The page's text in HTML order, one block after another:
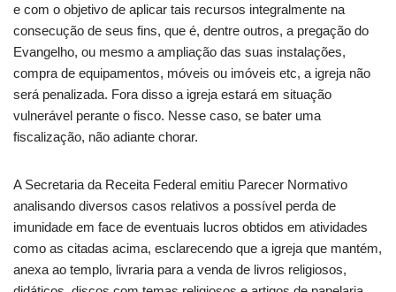
e com o objetivo de aplicar tais recursos integralmente na
consecução de seus fins, que é, dentre outros, a pregação do
Evangelho, ou mesmo a ampliação das suas instalações,
compra de equipamentos, móveis ou imóveis etc, a igreja não
será penalizada. Fora disso a igreja estará em situação
vulnerável perante o fisco. Nesse caso, se bater uma
fiscalização, não adiante chorar.
A Secretaria da Receita Federal emitiu Parecer Normativo
analisando diversos casos relativos a possível perda de
imunidade em face de eventuais lucros obtidos em atividades
como as citadas acima, esclarecendo que a igreja que mantém,
anexa ao templo, livraria para a venda de livros religiosos,